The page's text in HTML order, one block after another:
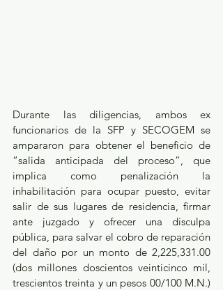
Durante las diligencias, ambos ex
funcionarios de la SFP y SECOGEM se
ampararon para obtener el beneficio de
“salida anticipada del proceso”, que
implica como penalización la
inhabilitación para ocupar puesto, evitar
salir de sus lugares de residencia, firmar
ante juzgado y ofrecer una disculpa
pública, para salvar el cobro de reparación
del daño por un monto de 2,225,331.00
(dos millones doscientos veinticinco mil,
trescientos treinta y un pesos 00/100 M.N.)